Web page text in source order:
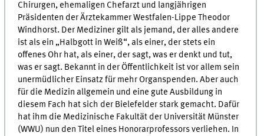
Chirurgen, ehemaligen Chefarzt und langjährigen
Präsidenten der Ärztekammer Westfalen-Lippe Theodor
Windhorst. Der Mediziner gilt als jemand, der alles andere
ist als ein „Halbgott in Weiß“, als einer, der stets ein
offenes Ohr hat, als einer, der sagt, was er denkt und tut,
was er sagt. Bekannt in der Öffentlichkeit ist vor allem sein
unermüdlicher Einsatz für mehr Organspenden. Aber auch
für die Medizin allgemein und eine gute Ausbildung in
diesem Fach hat sich der Bielefelder stark gemacht. Dafür
hat ihm die Medizinische Fakultät der Universität Münster
(WWU) nun den Titel eines Honorarprofessors verliehen. In